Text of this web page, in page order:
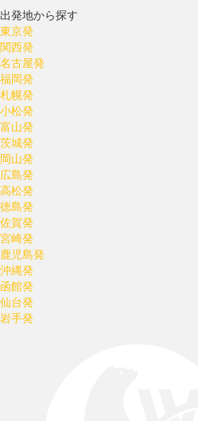
出発地から探す
東京発
関西発
名古屋発
福岡発
札幌発
小松発
富山発
茨城発
岡山発
広島発
高松発
徳島発
佐賀発
宮崎発
鹿児島発
沖縄発
函館発
仙台発
岩手発